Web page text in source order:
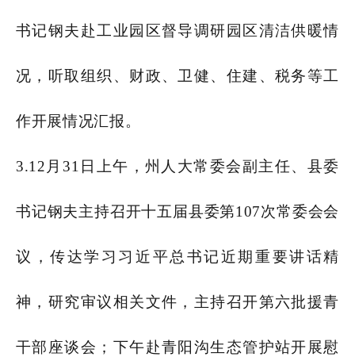
书记钢夫赴工业园区督导调研园区清洁供暖情
况，听取组织、财政、卫健、住建、税务等工
作开展情况汇报。
3.12月31日上午，州人大常委会副主任、县委
书记钢夫主持召开十五届县委第107次常委会会
议，传达学习习近平总书记近期重要讲话精
神，研究审议相关文件，主持召开第六批援青
干部座谈会；下午赴青阳沟生态管护站开展慰